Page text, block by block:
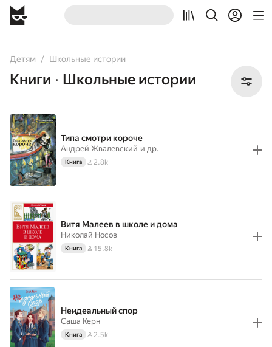
Детям Школьные истории
AllBooks
Книги • Школьные истории
Типа смотри короче
Андрей Жвалевский и др.
Книга 2.8k
Витя Малеев в школе и дома
Николай Носов
Книга 15.8k
Неидеальный спор
Саша Керн
Книга 2.5k